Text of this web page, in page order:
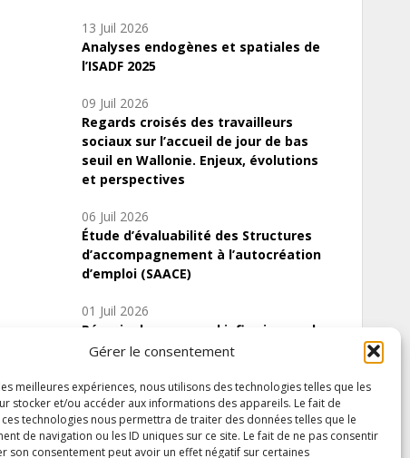
Gérer le consentement
meilleures expériences, nous utilisons des technologies telles que les
stocker et/ou accéder aux informations des appareils. Le fait de
technologies nous permettra de traiter des données telles que le
de navigation ou les ID uniques sur ce site. Le fait de ne pas consentir
son consentement peut avoir un effet négatif sur certaines
13 Juil 2026
Analyses endogènes et spatiales de
l’ISADF 2025
09 Juil 2026
Regards croisés des travailleurs
sociaux sur l’accueil de jour de bas
seuil en Wallonie. Enjeux, évolutions
et perspectives
06 Juil 2026
Étude d’évaluabilité des Structures
d’accompagnement à l’autocréation
d’emploi (SAACE)
01 Juil 2026
Pénurie du personnel infirmier :quels
indicateurs d’offre de soins pour
Inscrivez-vous à notre newsletter